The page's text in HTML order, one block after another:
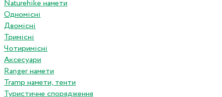
Naturehike намети
Одномісні
Двомісні
Тримісні
Чотиримісні
Аксесуари
Ranger намети
Tramp намети, тенти
Туристичне спорядження